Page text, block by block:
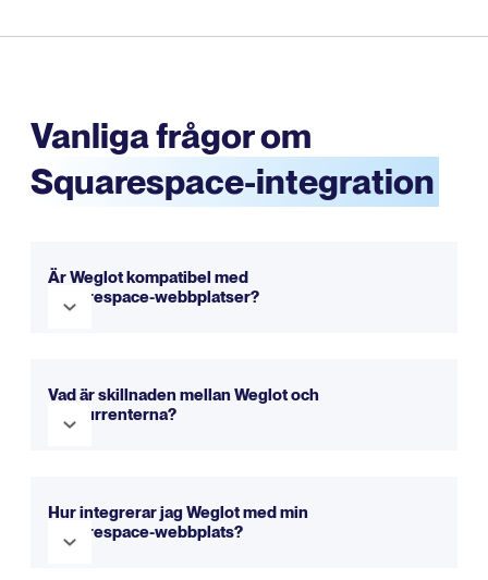
Vanliga frågor om
Squarespace-integration
Är Weglot kompatibel med
Squarespace-webbplatser?
på bara några minuter. Du kan prova det gratis med vår
testversion.
Vad är skillnaden mellan Weglot och
konkurrenterna?
webbplatsöversättning.Du kan kolla in vår
jämförelsesida för mer information.
Hur integrerar jag Weglot med min
Squarespace-webbplats?